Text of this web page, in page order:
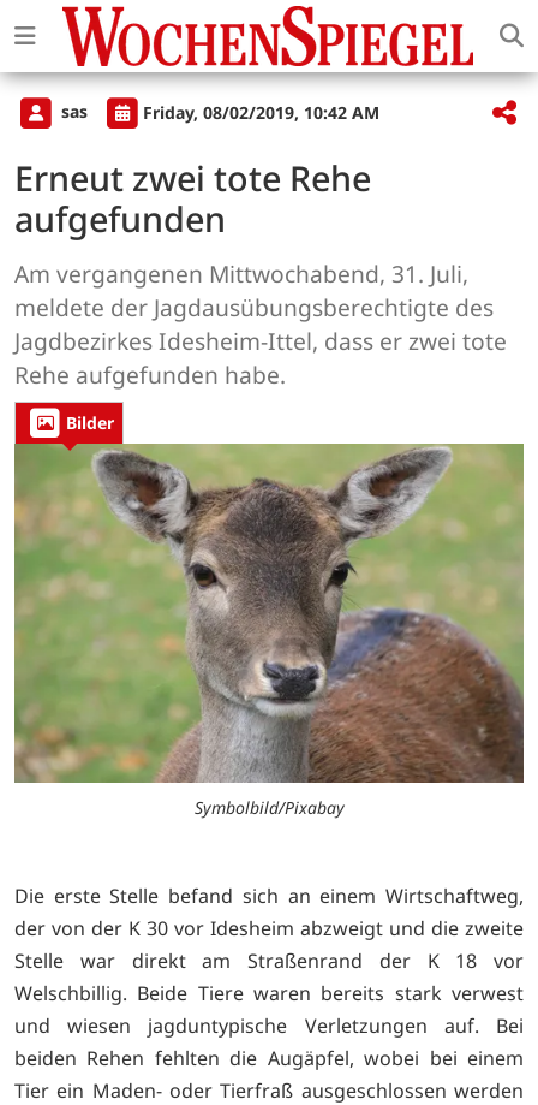
sas Friday, 08/02/2019, 10:42 AM
Erneut zwei tote Rehe
aufgefunden
Am vergangenen Mittwochabend, 31. Juli,
meldete der Jagdausübungsberechtigte des
Jagdbezirkes Idesheim-Ittel, dass er zwei tote
Rehe aufgefunden habe.
Bilder
Symbolbild/Pixabay
Die erste Stelle befand sich an einem Wirtschaftweg,
der von der K 30 vor Idesheim abzweigt und die zweite
Stelle war direkt am Straßenrand der K 18 vor
Welschbillig. Beide Tiere waren bereits stark verwest
und wiesen jagduntypische Verletzungen auf. Bei
beiden Rehen fehlten die Augäpfel, wobei bei einem
Tier ein Maden- oder Tierfraß ausgeschlossen werden